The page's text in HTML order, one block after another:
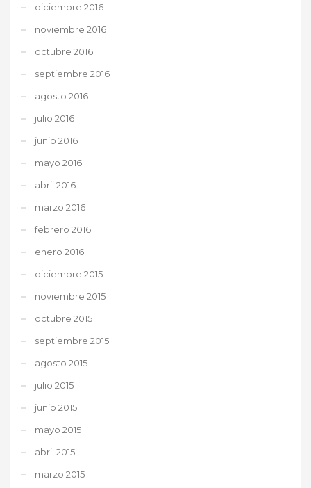
diciembre 2016
noviembre 2016
octubre 2016
septiembre 2016
agosto 2016
julio 2016
junio 2016
mayo 2016
abril 2016
marzo 2016
febrero 2016
enero 2016
diciembre 2015
noviembre 2015
octubre 2015
septiembre 2015
agosto 2015
julio 2015
junio 2015
mayo 2015
abril 2015
marzo 2015